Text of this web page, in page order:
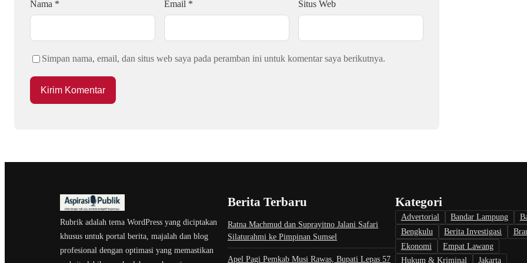
Nama * Email * Situs Web
Simpan nama, email, dan situs web saya pada peramban ini untuk komentar saya berikutnya.
Rubrik adalah tema WordPress yang diciptakan
khusus untuk portal berita, majalah dan blog
profesional dengan optimasi yang memastikan
Berita Terbaru
Ratna Machmud dan Suprayitno Jalani Safari
Silaturahmi ke Pimpinan Sumsel
Apel Pagi Pemkab Musi Rawas, Bupati Lepas 57
Kategori
Advertorial Bandar Lampung
Bengkulu
Berita Investigasi
Ekonomi
Empat Lawang
Hukum & Kriminal
Jakarta